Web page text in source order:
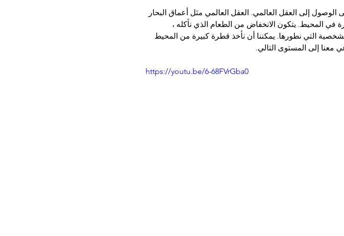
إلى العقل العالمي. العقل العالمي مثل أعماق البحار
المحيط. يتكون الانخفاض من الطعام الذي نأكله ،
التي نطورها. يمكننا أن نأخذ قطرة كبيرة من المحيط
معنا إلى المستوى التالي.
https://youtu.be/6-68FVrGba0